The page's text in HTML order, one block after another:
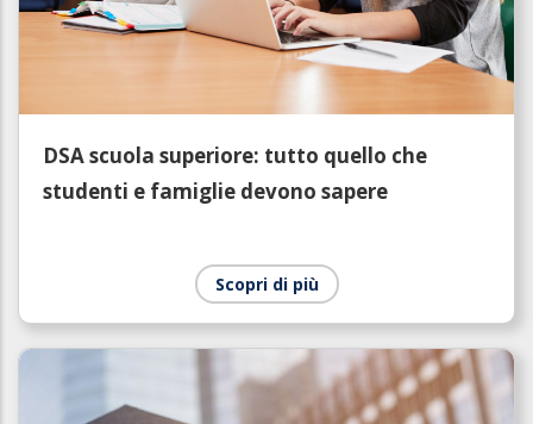
DSA scuola superiore: tutto quello che
studenti e famiglie devono sapere
Scopri di più